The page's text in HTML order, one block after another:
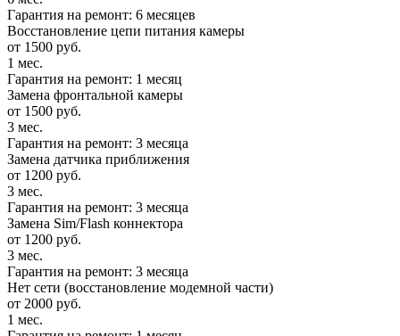
Гарантия на ремонт: 6 месяцев
Восстановление цепи питания камеры
от 1500 руб.
1 мес.
Гарантия на ремонт: 1 месяц
Замена фронтальной камеры
от 1500 руб.
3 мес.
Гарантия на ремонт: 3 месяца
Замена датчика приближения
от 1200 руб.
3 мес.
Гарантия на ремонт: 3 месяца
Замена Sim/Flash коннектора
от 1200 руб.
3 мес.
Гарантия на ремонт: 3 месяца
Нет сети (восстановление модемной части)
от 2000 руб.
1 мес.